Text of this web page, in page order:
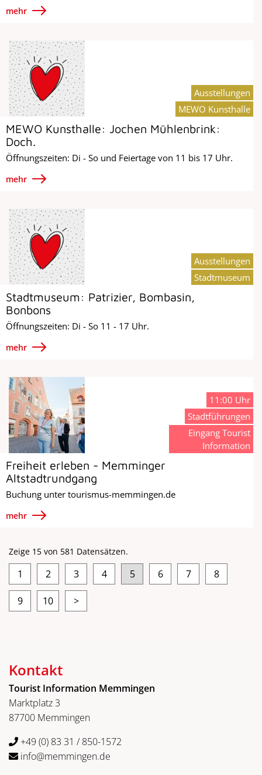
mehr
MEWO Kunsthalle: Jochen Mühlenbrink:
Doch.
Öffnungszeiten: Di - So und Feiertage von 11 bis 17 Uhr.
mehr
Ausstellungen
MEWO Kunsthalle
Stadtmuseum: Patrizier, Bombasin,
Bonbons
Öffnungszeiten: Di - So 11 - 17 Uhr.
mehr
Ausstellungen
Stadtmuseum
Freiheit erleben - Memminger
Altstadtrundgang
Buchung unter tourismus-memmingen.de
mehr
11:00 Uhr
Stadtführungen
Eingang Tourist
Information
Zeige 15 von 581 Datensätzen.
1 2 3 4 5 6 7 8
9 10 >
Kontakt
Tourist Information Memmingen
Marktplatz 3
87700 Memmingen
+49 (0) 83 31 / 850-1572
info@memmingen.de